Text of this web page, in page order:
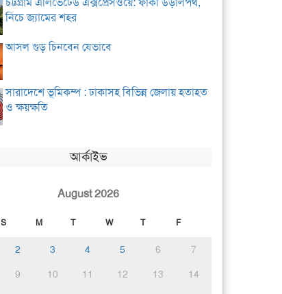
নিচে জ্যামের শহর
আসল গুড় চিনবেন যেভাবে
সারাদেশে ভূমিকম্প : ঢাকাসহ বিভিন্ন জেলায় হতাহত
ও ক্ষয়ক্ষতি
আর্কাইভ
August 2026
S M T W T F
2 3 4 5 6
7
9 10 11 12 13
14